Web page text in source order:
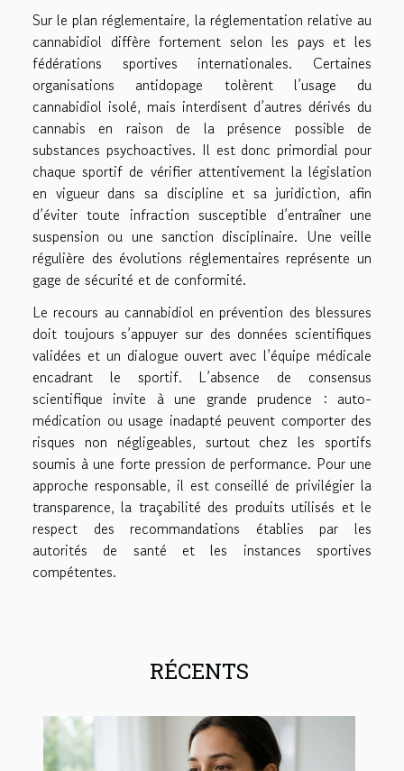
Sur le plan réglementaire, la réglementation relative au
cannabidiol diffère fortement selon les pays et les
fédérations sportives internationales. Certaines
organisations antidopage tolèrent l’usage du
cannabidiol isolé, mais interdisent d’autres dérivés du
cannabis en raison de la présence possible de
substances psychoactives. Il est donc primordial pour
chaque sportif de vérifier attentivement la législation
en vigueur dans sa discipline et sa juridiction, afin
d’éviter toute infraction susceptible d’entraîner une
suspension ou une sanction disciplinaire. Une veille
régulière des évolutions réglementaires représente un
gage de sécurité et de conformité.
Le recours au cannabidiol en prévention des blessures
doit toujours s’appuyer sur des données scientifiques
validées et un dialogue ouvert avec l’équipe médicale
encadrant le sportif. L’absence de consensus
scientifique invite à une grande prudence : auto-
médication ou usage inadapté peuvent comporter des
risques non négligeables, surtout chez les sportifs
soumis à une forte pression de performance. Pour une
approche responsable, il est conseillé de privilégier la
transparence, la traçabilité des produits utilisés et le
respect des recommandations établies par les
autorités de santé et les instances sportives
compétentes.
RÉCENTS